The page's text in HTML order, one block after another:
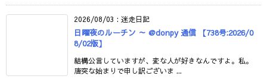
2026/08/03 : 迷走日記
日曜夜のルーチン ～ @donpy 通信 【738号:2026/0
8/02版】
結構公言していますが、変な人が好きなんですよ。私。
唐突な始まりで申し訳ございま ...